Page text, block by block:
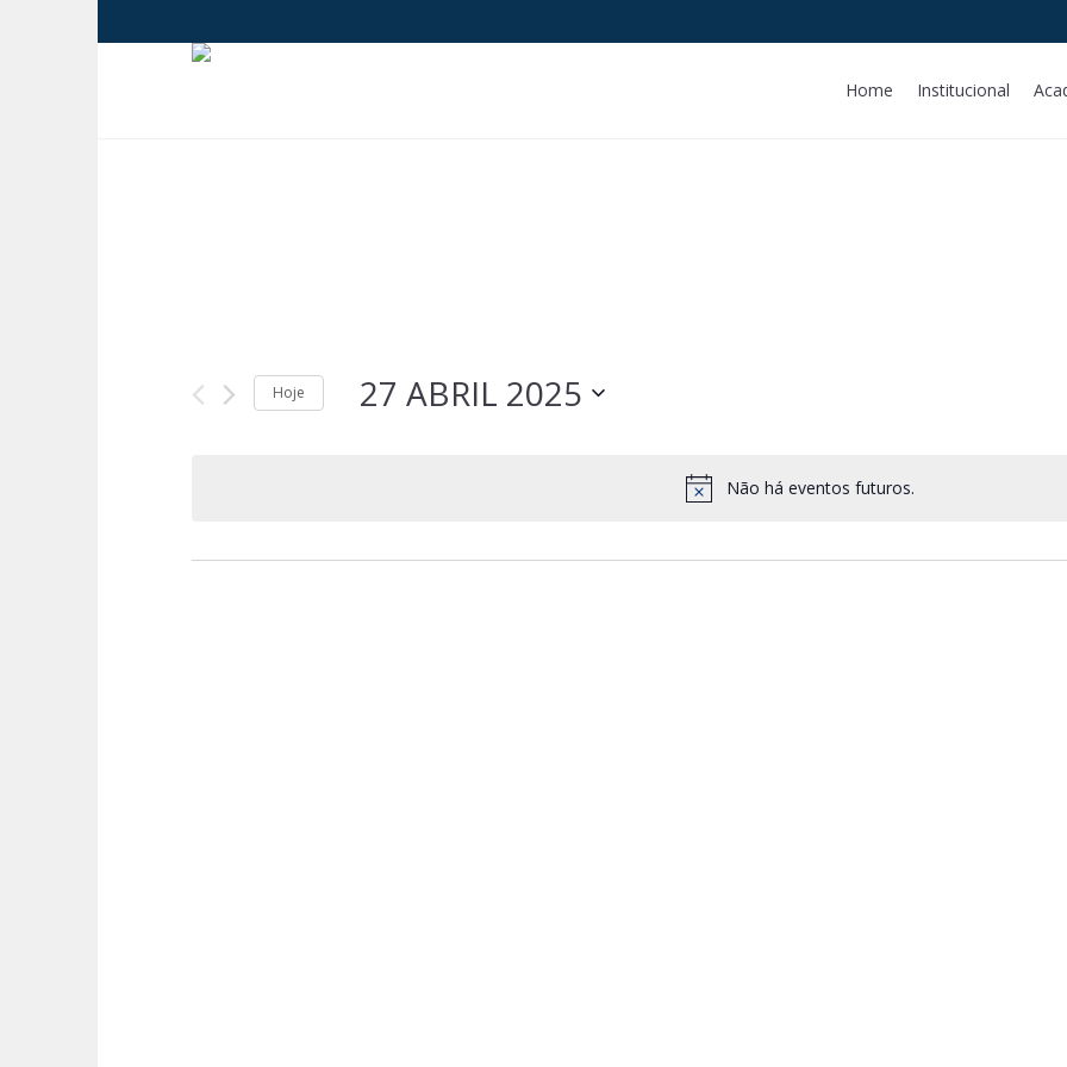
Home Institucional
Não há eventos futuros.
Hoje 27 ABRIL 2025